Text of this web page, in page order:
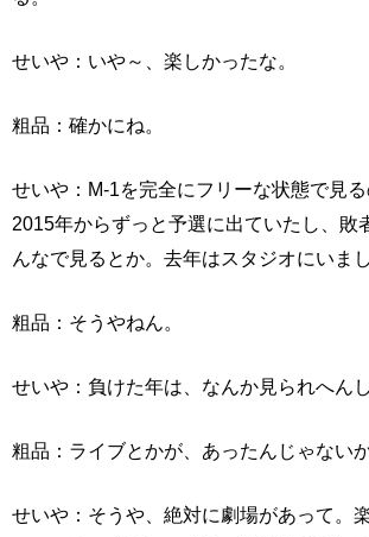
せいや：いや～、楽しかったな。
粗品：確かにね。
せいや：M-1を完全にフリーな状態で見る
2015年からずっと予選に出ていたし、敗
んなで見るとか。去年はスタジオにいま
粗品：そうやねん。
せいや：負けた年は、なんか見られへんし
粗品：ライブとかが、あったんじゃないか
せいや：そうや、絶対に劇場があって。